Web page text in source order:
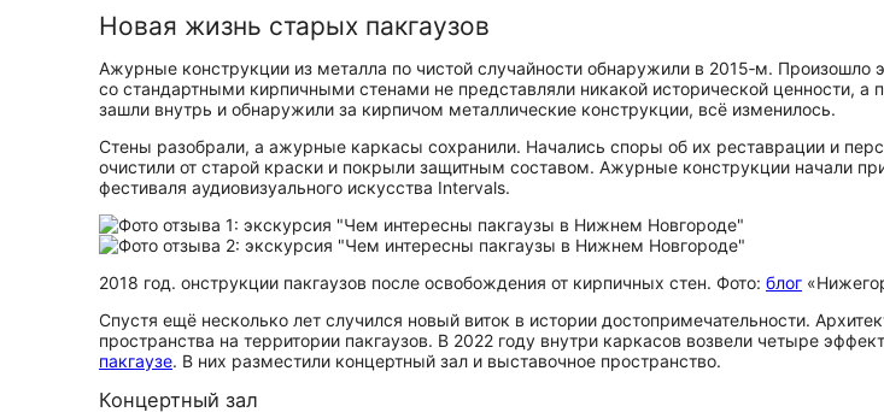
Новая жизнь старых пакгаузов
Ажурные конструкции из металла по чистой случайности обнаружили в 2015‑м.
со стандартными кирпичными стенами не представляли никакой исторической ценности, а
зашли внутрь и обнаружили за кирпичом металлические конструкции, всё изменилось.
Стены разобрали, а ажурные каркасы сохранили. Начались споры об их реставрации и
очистили от старой краски и покрыли защитным составом. Ажурные конструкции начали
фестиваля аудиовизуального искусства Intervals.
2018 год. онструкции пакгаузов после освобождения от кирпичных стен. Фото: блог
Спустя ещё несколько лет случился новый виток в истории до­сто­при­ме­ча­тель­но­сти.
пространства на территории пакгаузов. В 2022 году внутри каркасов возвели четыре
пакгаузе. В них разместили концертный зал и выставочное пространство.
Концертный зал